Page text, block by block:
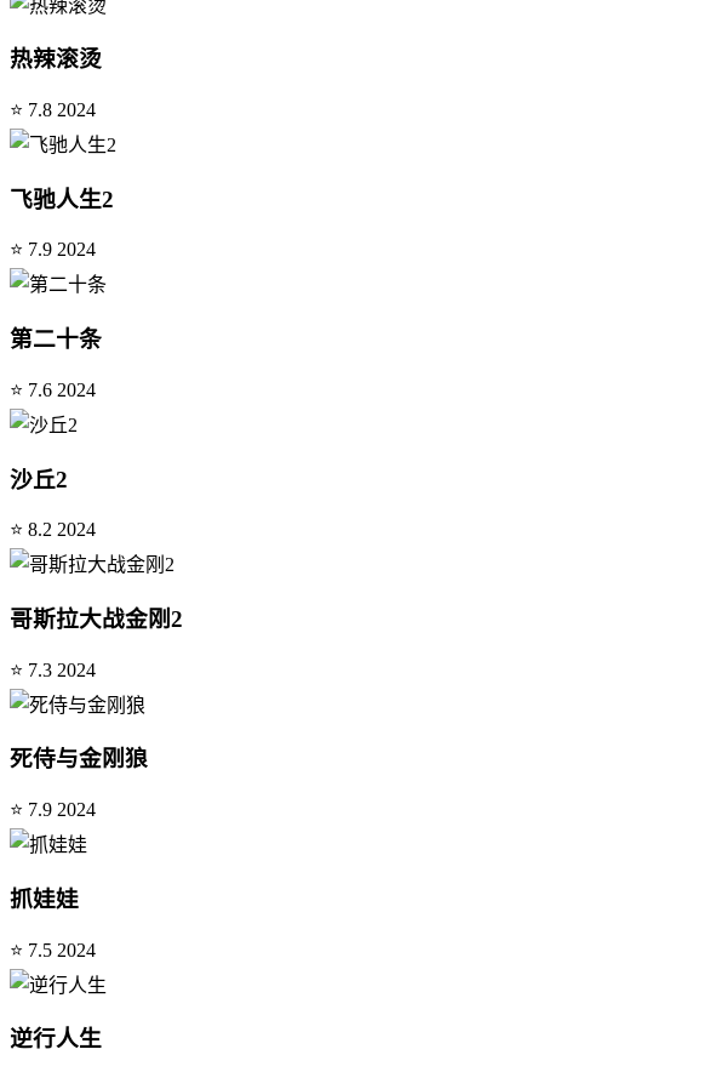
热辣滚烫
⭐ 7.8 2024
飞驰人生2
⭐ 7.9 2024
第二十条
⭐ 7.6 2024
沙丘2
⭐ 8.2 2024
哥斯拉大战金刚2
⭐ 7.3 2024
死侍与金刚狼
⭐ 7.9 2024
抓娃娃
⭐ 7.5 2024
逆行人生